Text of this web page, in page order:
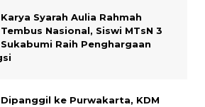
Karya Syarah Aulia Rahmah
Tembus Nasional, Siswi MTsN 3
Sukabumi Raih Penghargaan
Dipanggil ke Purwakarta, KDM